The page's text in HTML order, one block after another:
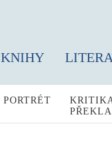
KNIHY
PORTRÉT